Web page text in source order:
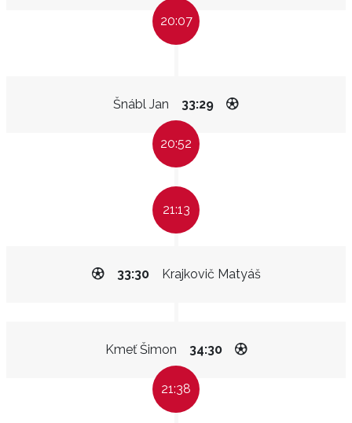
20:07
Šnábl Jan 33:29
20:52
21:13
Krajkovič Matyáš
33:30
Kmeť Šimon 34:30
21:38